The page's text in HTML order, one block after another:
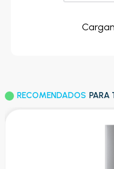
RECOMENDADOS PARA